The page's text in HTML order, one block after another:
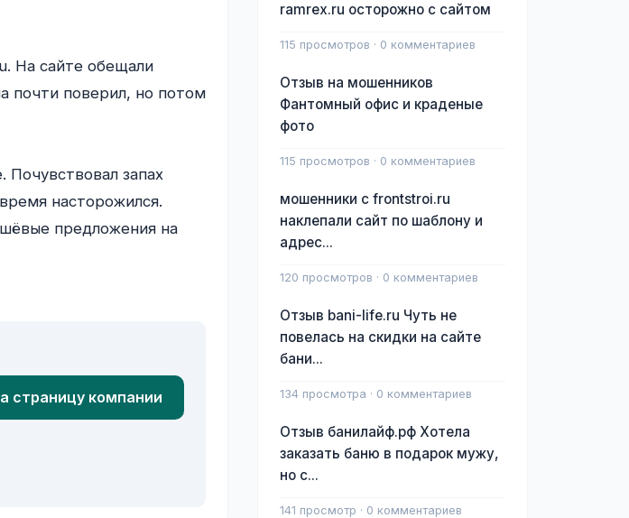
На сайте обещали
почти поверил, но потом
запах
насторожился.
предложения на
страницу компании
ramrex.ru осторожно с сайтом
115 просмотров · 0 комментариев
Отзыв на мошенников
Фантомный офис и краденые
фото
115 просмотров · 0 комментариев
мошенники с frontstroi.ru
наклепали сайт по шаблону и
адрес...
120 просмотров · 0 комментариев
Отзыв bani-life.ru Чуть не
повелась на скидки на сайте
бани...
134 просмотра · 0 комментариев
Отзыв банилайф.рф Хотела
заказать баню в подарок мужу,
но с...
141 просмотр · 0 комментариев